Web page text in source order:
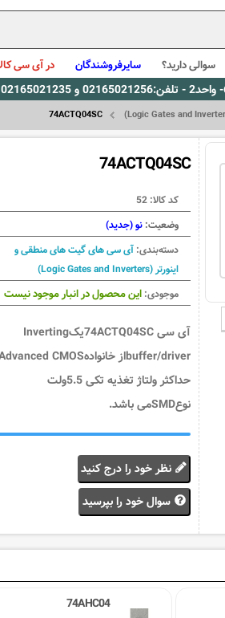
سوالی دارید؟ سایرفروشندگان در آی سی
74ACTQ04SC
74ACTQ04SC
کد کالا: 52
وضعیت: نو (جدید)
دسته‌بندی: آی سی های گیت های منطقی و
اینورتر (Logic Gates and Inverters)
موجودی: این محصول در انبار موجود نیست
آی سی 74ACTQ04SCیکInverting
حداکثر ولتاژ تغذیه تکی 5.5ولت
نوعSMDمی باشد.
نظر خود را درج کنید
سوال خود را بپرسید
74AHC04